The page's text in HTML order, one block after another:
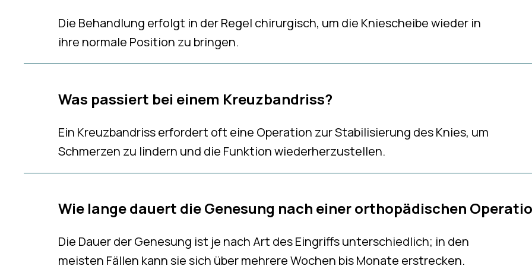
Die Behandlung erfolgt in der Regel chirurgisch, um die Kniescheibe wieder in
ihre normale Position zu bringen.
Was passiert bei einem Kreuzbandriss?
Ein Kreuzbandriss erfordert oft eine Operation zur Stabilisierung des Knies, um
Schmerzen zu lindern und die Funktion wiederherzustellen.
Wie lange dauert die Genesung nach einer orthopädischen
Die Dauer der Genesung ist je nach Art des Eingriffs unterschiedlich; in den
meisten Fällen kann sie sich über mehrere Wochen bis Monate erstrecken.